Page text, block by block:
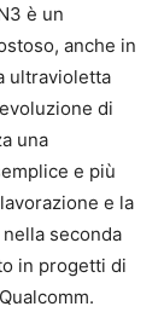
è un
anche in
ultravioletta
di
una
e più
e la
seconda
in progetti di